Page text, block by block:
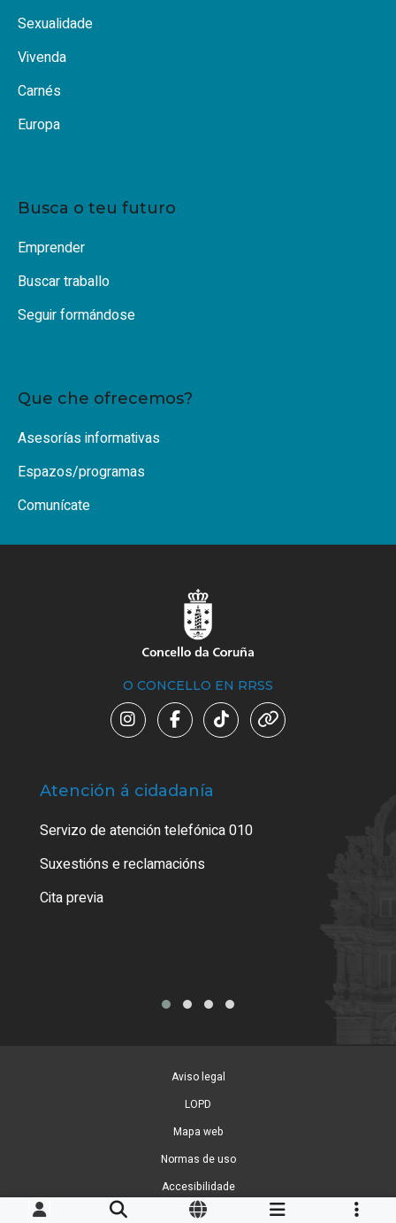
Sexualidade
Vivenda
Carnés
Europa
Busca o teu futuro
Emprender
Buscar traballo
Seguir formándose
Que che ofrecemos?
Asesorías informativas
Espazos/programas
Comunícate
O CONCELLO EN RRSS
Atención á cidadanía
Servizo de atención telefónica 010
Suxestións e reclamacións
Cita previa
Aviso legal
LOPD
Mapa web
Normas de uso
Accesibilidade
Xestión de cookies